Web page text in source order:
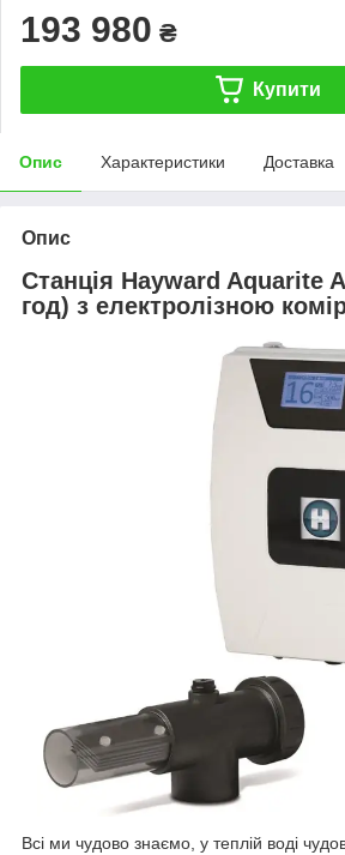
193 980 ₴
Купити
Опис Характеристики Доставка
Опис
Станція Hayward Aquarite
год) з електролізною
Всі ми чудово знаємо, у теплій воді